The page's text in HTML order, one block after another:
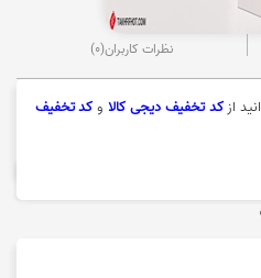
نظرات کاربران(0)
ازکد تخفیف دیجی کالا و کد تخفیف